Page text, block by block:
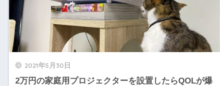
2021年5月30日
2万円の家庭用プロジェクターを設置したらQOLが爆